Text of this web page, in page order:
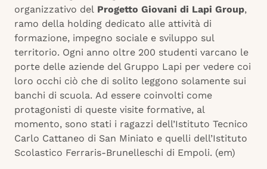
organizzativo del Progetto Giovani di Lapi Group,
ramo della holding dedicato alle attività di
formazione, impegno sociale e sviluppo sul
territorio. Ogni anno oltre 200 studenti varcano le
porte delle aziende del Gruppo Lapi per vedere coi
loro occhi ciò che di solito leggono solamente sui
banchi di scuola. Ad essere coinvolti come
protagonisti di queste visite formative, al
momento, sono stati i ragazzi dell’Istituto Tecnico
Carlo Cattaneo di San Miniato e quelli dell’Istituto
Scolastico Ferraris-Brunelleschi di Empoli. (em)